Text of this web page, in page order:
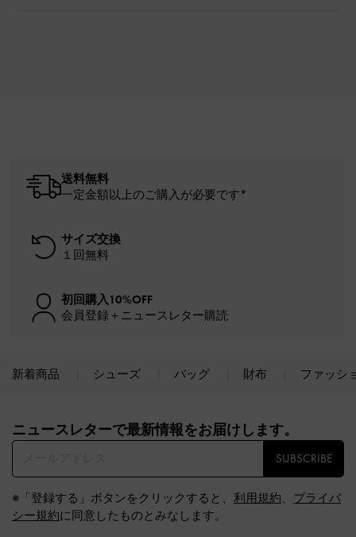
送料無料
一定金額以上のご購入が必要です*
サイズ交換
１回無料
初回購入10%OFF
会員登録＋ニュースレター購読
新着商品 シューズ バッグ 財布 ファッシ
ニュースレターで最新情報をお届けします。​
SUBSCRIBE
※「登録する」ボタンをクリックすると、 利用規約、 プライバ
シー規約に同意したものとみなします。